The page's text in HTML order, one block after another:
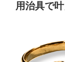
用治具で